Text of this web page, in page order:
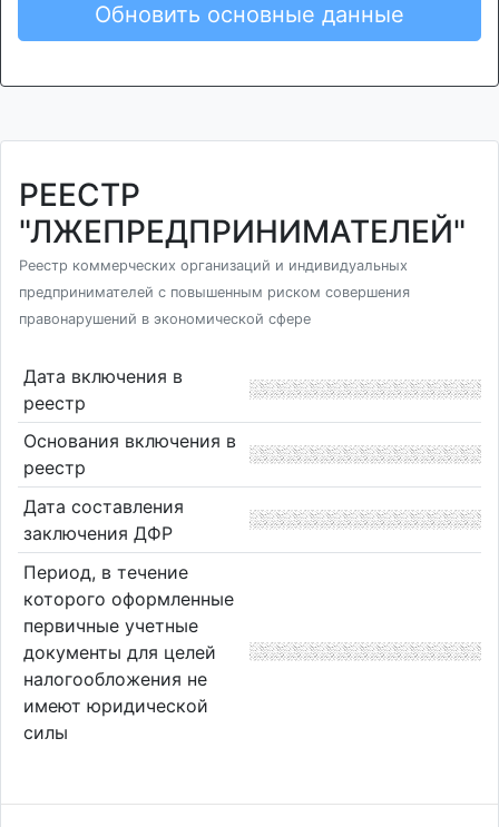
Обновить основные данные
РЕЕСТР
"ЛЖЕПРЕДПРИНИМАТЕЛЕЙ"
Реестр коммерческих организаций и индивидуальных
предпринимателей с повышенным риском совершения
правонарушений в экономической сфере
Дата включения в
реестр
Основания включения в
реестр
Дата составления
заключения ДФР
Период, в течение
которого оформленные
первичные учетные
документы для целей
налогообложения не
имеют юридической
силы